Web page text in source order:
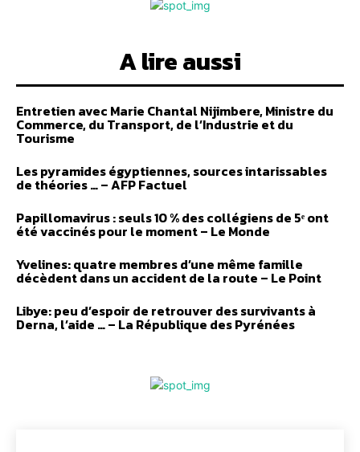
A lire aussi
Entretien avec Marie Chantal Nijimbere, Ministre du
Commerce, du Transport, de l’Industrie et du
Tourisme
Les pyramides égyptiennes, sources intarissables
de théories … – AFP Factuel
Papillomavirus : seuls 10 % des collégiens de 5ᵉ ont
été vaccinés pour le moment – Le Monde
Yvelines: quatre membres d’une même famille
décèdent dans un accident de la route – Le Point
Libye: peu d’espoir de retrouver des survivants à
Derna, l’aide … – La République des Pyrénées